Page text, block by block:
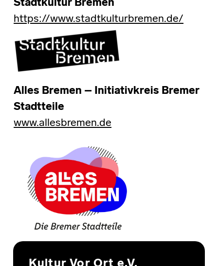
Stadtkultur Bremen
https://www.stadtkulturbremen.de/
Alles Bremen – Initiativkreis Bremer
Stadtteile
www.allesbremen.de
Skip back to main navigation